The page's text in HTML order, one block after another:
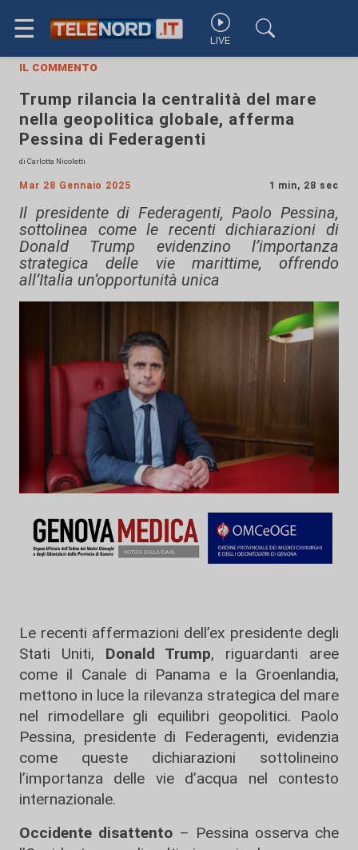
☰ LIVE
il commento
Trump rilancia la centralità del mare
nella geopolitica globale, afferma
Pessina di Federagenti
di Carlotta Nicoletti
Mar 28 Gennaio 2025 1 min, 28 sec
Il presidente di Federagenti, Paolo Pessina,
sottolinea come le recenti dichiarazioni di
Donald Trump evidenzino l’importanza
strategica delle vie marittime, offrendo
all’Italia un’opportunità unica
Le recenti affermazioni dell’ex presidente degli
Stati Uniti, Donald Trump, riguardanti aree
come il Canale di Panama e la Groenlandia,
mettono in luce la rilevanza strategica del mare
nel rimodellare gli equilibri geopolitici. Paolo
Pessina, presidente di Federagenti, evidenzia
come queste dichiarazioni sottolineino
l’importanza delle vie d’acqua nel contesto
internazionale.
Occidente disattento – Pessina osserva che